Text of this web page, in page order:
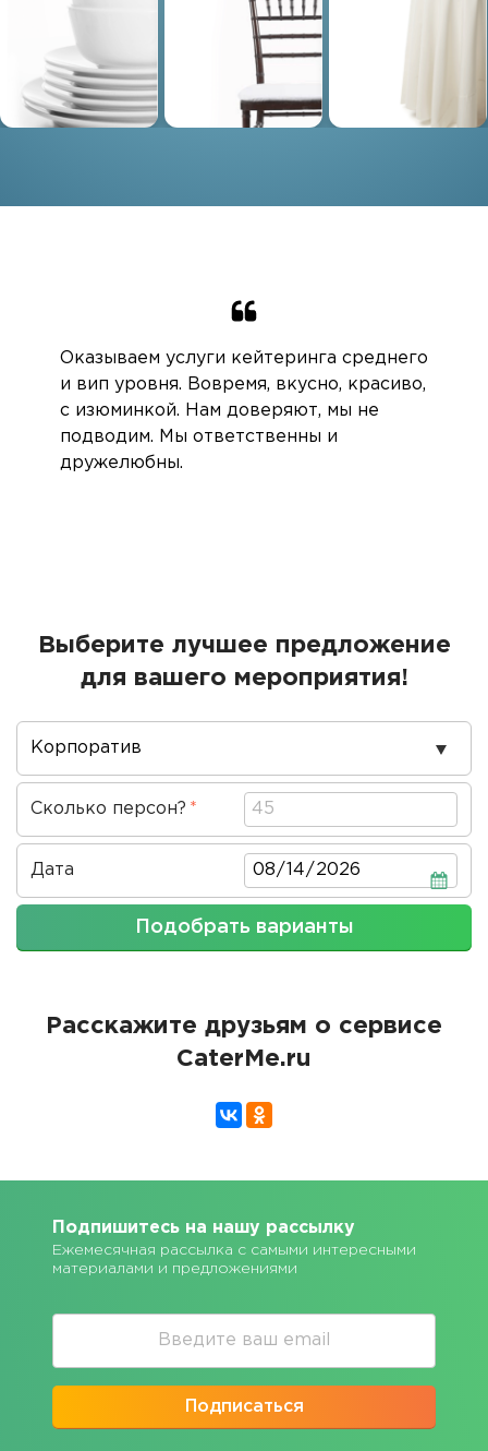
Оказываем услуги кейтеринга среднего
и вип уровня. Вовремя, вкусно, красиво,
с изюминкой. Нам доверяют, мы не
подводим. Мы ответственны и
дружелюбны.
Выберите лучшее предложение
для вашего мероприятия!
Повод
проведения
Сколько персон?
Дата Дата
Подобрать варианты
Расскажите друзьям о сервисе
CaterMe.ru
Подпишитесь на нашу рассылку
Ежемесячная рассылка с самыми интересными
материалами и предложениями
Подписаться